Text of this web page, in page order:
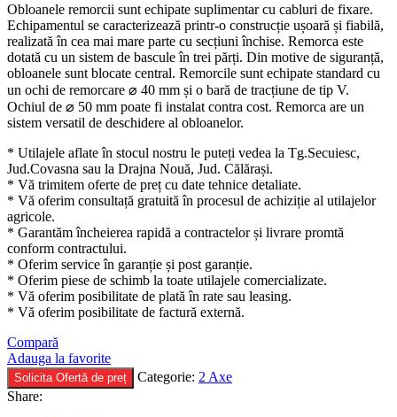
Obloanele remorcii sunt echipate suplimentar cu cabluri de fixare.
Echipamentul se caracterizează printr-o construcție ușoară și fiabilă,
realizată în cea mai mare parte cu secțiuni închise. Remorca este
dotată cu un sistem de bascule în trei părți. Din motive de siguranță,
obloanele sunt blocate central. Remorcile sunt echipate standard cu
un ochi de remorcare ⌀ 40 mm și o bară de tracțiune de tip V.
Ochiul de ⌀ 50 mm poate fi instalat contra cost. Remorca are un
sistem versatil de deschidere al obloanelor.
* Utilajele aflate în stocul nostru le puteți vedea la Tg.Secuiesc,
Jud.Covasna sau la Drajna Nouă, Jud. Călărași.
* Vă trimitem oferte de preț cu date tehnice detaliate.
* Vă oferim consultață gratuită în procesul de achiziție al utilajelor
agricole.
* Garantăm încheierea rapidă a contractelor și livrare promtă
conform contractului.
* Oferim service în garanție și post garanție.
* Oferim piese de schimb la toate utilajele comercializate.
* Vă oferim posibilitate de plată în rate sau leasing.
* Vă oferim posibilitate de factură externă.
Compară
Adauga la favorite
Solicita Ofertă de preț Categorie: 2 Axe
Share: